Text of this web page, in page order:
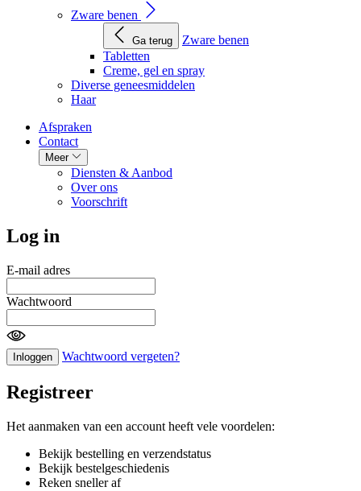
Zware benen
Ga terug
Zware benen
Tabletten
Creme, gel en spray
Diverse geneesmiddelen
Haar
Afspraken
Contact
Meer
Diensten & Aanbod
Over ons
Voorschrift
Log in
E-mail adres
Wachtwoord
Inloggen Wachtwoord vergeten?
Registreer
Het aanmaken van een account heeft vele voordelen:
Bekijk bestelling en verzendstatus
Bekijk bestelgeschiedenis
Reken sneller af